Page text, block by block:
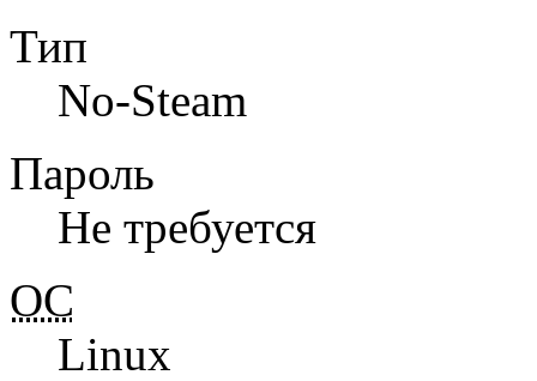
Тип
No-Steam
Пароль
Не требуется
ОС
Linux